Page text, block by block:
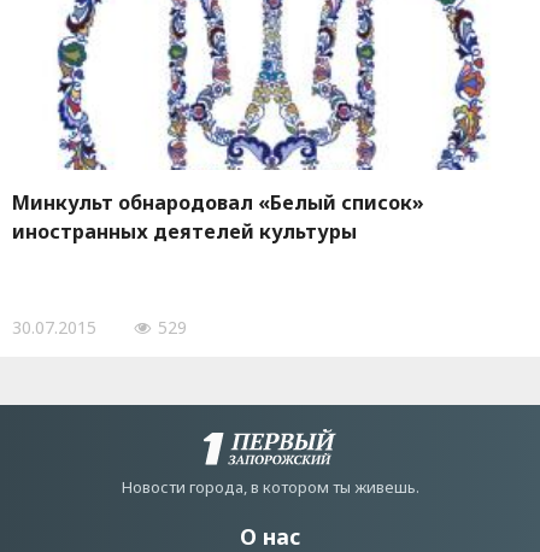
Минкульт обнародовал «Белый список»
иностранных деятелей культуры
30.07.2015 529
Новости города, в котором ты живешь.
О нас